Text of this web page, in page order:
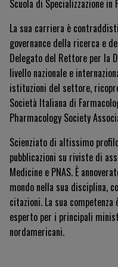
Scuola di Specializzazione in
La sua carriera è
governance della ricerca e
Delegato del Rettore per la
livello nazionale e
istituzioni del settore,
Società Italiana di
Pharmacology Society
Scienziato di altissimo
pubblicazioni su riviste di
Medicine e PNAS. È
mondo nella sua disciplina,
citazioni. La sua
esperto per i principali
nordamericani.